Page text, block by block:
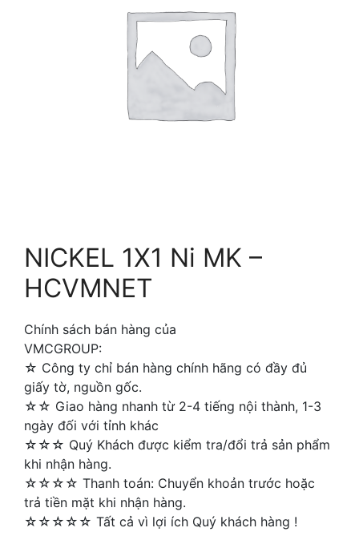
NICKEL 1X1 Ni MK –
HCVMNET
Chính sách bán hàng của
VMCGROUP:
☆ Công ty chỉ bán hàng chính hãng có đầy đủ
giấy tờ, nguồn gốc.
☆☆ Giao hàng nhanh từ 2-4 tiếng nội thành, 1-3
ngày đối với tỉnh khác
☆☆☆ Quý Khách được kiểm tra/đổi trả sản phẩm
khi nhận hàng.
☆☆☆☆ Thanh toán: Chuyển khoản trước hoặc
trả tiền mặt khi nhận hàng.
☆☆☆☆☆ Tất cả vì lợi ích Quý khách hàng !